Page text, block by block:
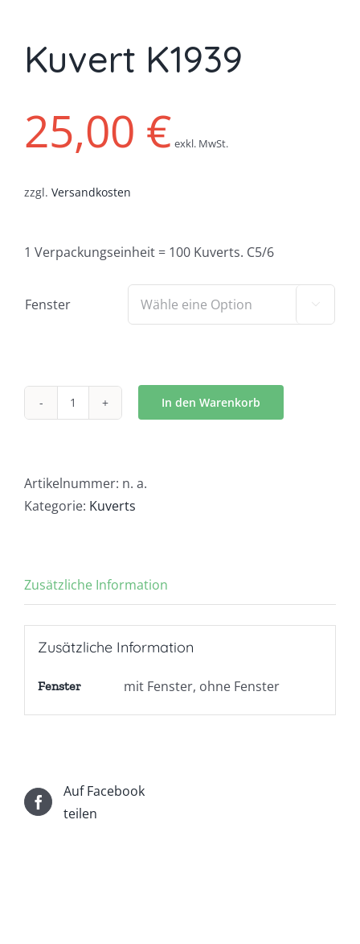
Kuvert K1939
25,00 € exkl. MwSt.
zzgl. Versandkosten
1 Verpackungseinheit = 100 Kuverts. C5/6
Fenster 
Kuvert
In den Warenkorb
Artikelnummer: n. a.
Kategorie: Kuverts
Zusätzliche Information
Zusätzliche Information
Fenster mit Fenster, ohne Fenster
Auf Facebook
teilen